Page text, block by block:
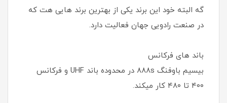
گه البته خود این برند یکی از بهترین برند هایی هت که
در صنعت رادویی جهان فعالیت دارد.
باند های فرکانس
بیسیم باوفنگ ۸۸۸s در محدوده باند UHF و فرکانس
۴۰۰ تا ۴۸۰ کار میکند.